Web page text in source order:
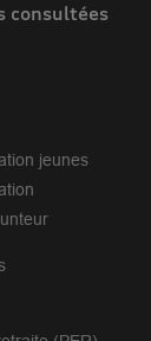
consultées
jeunes